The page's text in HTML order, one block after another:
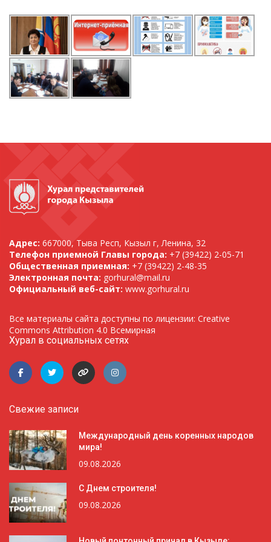
Адрес: 667000, Тыва Респ, Кызыл г, Ленина, 32
Телефон приемной Главы города: +7 (39422) 2-05-71
Общественная приемная: +7 (39422) 2-48-35
Электронная почта: gorhural@mail.ru
Официальный веб-сайт: www.gorhural.ru
Все материалы сайта доступны по лицензии: Creative
Commons Attribution 4.0 Всемирная
Хурал в социальных сетях
Свежие записи
Международный день коренных народов
мира!
09.08.2026
С Днем строителя!
09.08.2026